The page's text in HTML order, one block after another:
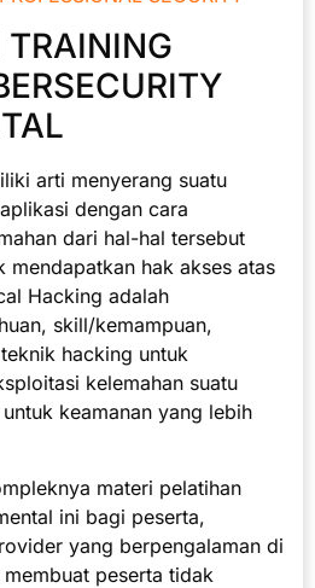
TRAINING
arti menyerang suatu
dengan cara
dari hal-hal tersebut
mendapatkan hak akses atas
Hacking adalah
skill/kemampuan,
hacking untuk
kelemahan suatu
keamanan yang lebih
materi pelatihan
ini bagi peserta,
yang berpengalaman di
peserta tidak